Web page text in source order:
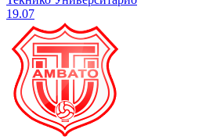
19.07